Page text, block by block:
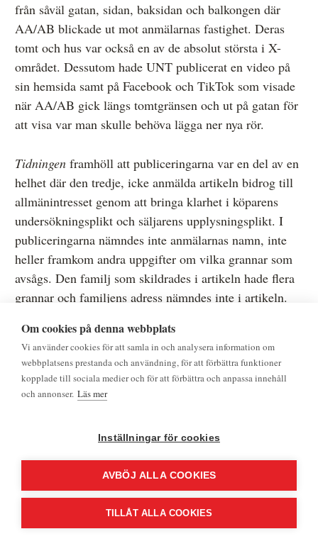
från såväl gatan, sidan, baksidan och balkongen där
AA/AB blickade ut mot anmälarnas fastighet. Deras
tomt och hus var också en av de absolut största i X-
området. Dessutom hade UNT publicerat en video på
sin hemsida samt på Facebook och TikTok som visade
när AA/AB gick längs tomtgränsen och ut på gatan för
att visa var man skulle behöva lägga ner nya rör.
Tidningen framhöll att publiceringarna var en del av en
helhet där den tredje, icke anmälda artikeln bidrog till
allmänintresset genom att bringa klarhet i köparens
undersökningsplikt och säljarens upplysningsplikt. I
publiceringarna nämndes inte anmälarnas namn, inte
heller framkom andra uppgifter om vilka grannar som
avsågs. Den familj som skildrades i artikeln hade flera
grannar och familjens adress nämndes inte i artikeln.
efterforskningar.
Medieombudsmannens bedömning
MO ska pröva om anmälarna utsatts för en oförsvarlig
i vissa frågor, mot det eventuella intrånget i den
personliga integriteten.
För många är ett fastighetsköp den största affär man gör
i sitt liv där tvister eller oklarheter som uppstår kan ha
Om cookies på denna webbplats
Vi använder cookies för att samla in och analysera information om
webbplatsens prestanda och användning, för att förbättra funktioner
kopplade till sociala medier och för att förbättra och anpassa innehåll
och annonser. Läs mer
Inställningar för cookies
AVBÖJ ALLA COOKIES
TILLÅT ALLA COOKIES